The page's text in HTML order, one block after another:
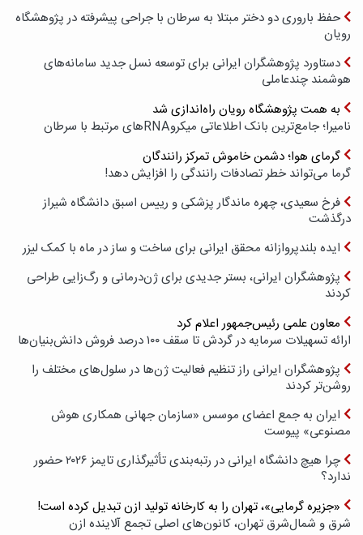
حفظ باروری دو دختر مبتلا به سرطان با جراحی پیشرفته در پژوهشگاه
رویان
دستاورد پژوهشگران ایرانی برای توسعه نسل جدید سامانه‌های
هوشمند چندعاملی
به همت پژوهشگاه رویان راه‌اندازی شد
نامیرا؛ جامع‌ترین بانک اطلاعاتی میکروRNAهای مرتبط با سرطان
گرمای هوا؛ دشمن خاموش تمرکز رانندگان
گرما می‌تواند خطر تصادفات رانندگی را افزایش دهد!
فرخ سعیدی، چهره ماندگار پزشکی و رییس اسبق دانشگاه شیراز
درگذشت
ایده بلندپروازانه محقق ایرانی برای ساخت و ساز در ماه با کمک لیزر
پژوهشگران ایرانی، بستر جدیدی برای ژن‌درمانی و رگ‌زایی طراحی
کردند
معاون علمی رئیس‌جمهور اعلام کرد
ارائه تسهیلات سرمایه در گردش تا سقف ۱۰۰ درصد فروش دانش‌بنیان‌ها
پژوهشگران ایرانی راز تنظیم فعالیت ژن‌ها در سلول‌های مختلف را
روشن‌تر کردند
ایران به جمع اعضای موسس «سازمان جهانی همکاری هوش
مصنوعی» پیوست
چرا هیچ دانشگاه ایرانی در رتبه‌بندی تأثیرگذاری تایمز ۲۰۲۶ حضور
ندارد؟
«جزیره گرمایی»، تهران را به کارخانه تولید ازن تبدیل کرده است!
شرق و شمال‌شرق تهران، کانون‌های اصلی تجمع آلاینده ازن